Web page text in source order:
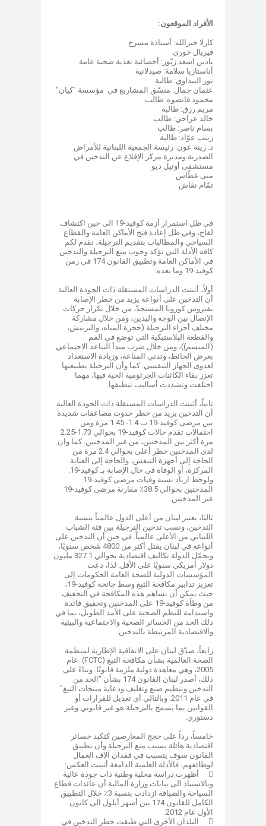
الأفراد الموقعون:
كارلا خيرالله: أستاذة مسرح
فيريال خوري
نادين اسعد زيّور: أخصائية تغذية صحية عامة
أناستازيا سلامة: صيدلانية
نور البيداوي: طالبة
عثمان جمال: منسّق المشاريع في مؤسسة "كيان"
محمود قانصوه: طالب
مريم رزق: طالبة
خالد عراجي: طالب
بسام ناصر: طالب
زينب عوّاد: طالبة
د. زينة عون: رئيسة الجمعية اللبنانية للأمراض
الصدرية ومديرة مركز الإقلاع عن التدخين في
مستشفى أوتيل ديو
منى غطّاس
تمّام نقاش
في ظل استمرار أزمة كوفيد-19 الى حين اكتشاف
لقاح، وفي ظل إعادة فتح الأماكن العامة والقطاع
السياحي والمطالبات بتقديم النرجيلة، نقدم لكم
كافة الأدلة التي تؤكد وجوب منع النرجيلة والتدخين
في الأماكن العامة وتطبيق القانون 174 في زمن
كوفيد-19 وما بعده:
أولاً، أثبتت الدراسات المستقلة ذات الجودة العالية
أن التدخين على أنواعه يزيد من خطر الإصابة
بفيروس كورونا المستجدّ، من خلال تكرار حركات
الإتصال بين الوجه واليدين، ومن خلال مشاركة
مختلف أجزاء النرجيلة (حجرة المياه، والنربيش،
والقطعة البلاستيكية التي توضع في الفم
(المبسم))، ومن خلال ضرب مبدأ التباعد الاجتماعي
بعرض الحائط، وتدني المناعة، وزيادة الاستعداد
لعدوى الجهاز التنفسي. كما وأن النرجيلة بطبيعتها
تعزز بقاء الكائنات الجرثومية الحية فيها، مهما
اختلفت وتشددت أساليب تنظيفها.
ثانياً، أثبتت الدراسات المستقلة ذات الجودة العالية
أن التدخين يزيد من خطر حدوث مضاعفات شديدة
بين مرضى كوفيد-19 ب 1.4- 1.45 مرة ومن
احتمالات تقدم حالات كوفيد-19 بحوالي 1.73-2.25
مرة أكثر بين المدخنين، من غير المدخنين. كما وان
لدى المدخنين خطر أعلى بحوالي 2.4 مرة من
الحاجة إلى أجهزة التنفس، والحاجة إلى العناية
المركزة، أو الوفاة في حال الإصابة بـ كوفيد-19.
ولوحظ ازياد نسبة وفيات مرضى كوفيد-19
المدخنين بحوالي 38.5٪ مقارنة مرضى كوفيد-19
غير المدخنين.
ثالثا، يعتبر لبنان من أعلى الدول عالمياً بنسبة
التدخين، ونسب تدخين النرجيلة بين فئة الشباب
اللبناني من الأعلى عالمياً. في حين أن التدخين على
أنواعه في لبنان يقتل أكثر من 4800 شخص سنويًا،
ويحمّل الدولة تكاليف اقتصادية بحوالي 327.1 مليون
دولار أمريكي سنويًا على الأقل. لذا، دعت
المؤسسات الدولية للصحة العامة الحكومات إلى
تعزيز تدابير مكافحة التبغ وسط جائحة كوفيد-19،
حيث يمكن أن تساهم هذه المكافحة في التخفيف
من وطأة كوفيد-19 على المدخنين وتحقيق فائدة
واستدامة للنظم الصحية على الأمد الطويل، بما في
ذلك الحد من الخسائر الصحية والاجتماعية والبيئية
والاقتصادية المرتبطة بالتدخين.
رابعاً، صدّق لبنان على الاتفاقية الإطارية لمنظمة
الصحة العالمية بشأن مكافحة التبغ (FCTC) عام
2005، وهي معاهدة دولية ملزمة قانونًا. وبناءً على
ذلك، أصدر لبنان القانون 174 بشأن "الحد من
التدخين وتنظيم صنع وتغليف ودعاية منتجات التبغ"
في عام 2011. وبالتالي أي تعديل للقرارات أو
القوانين بما يسمح بالنرجيلة هو غير قانوني وغير
دستوري.
خامساً، رداً على حجج المعارضين كتكبد خسائر
اقتصادية هائلة بسبب منع النرجيلة وأن تطبيق
القانون سوف يتسبب في فقدان آلاف العمال
لوظائفهم، فالأدلة العلمية الدامغة أثبتت العكس:

أظهرت دراسة محلية وطنية ذات جودة عالية
وبالاستناد الى بيانات وزارة المالية أن عائدات قطاع
السياحة والضيافة ازدادت بنسبة 3٪ خلال التطبيق
الكامل للقانون 174 بين أشهر أيلول الى كانون
الأول عام 2012.

البلدان الأخرى التي طبقت حظر التدخين في